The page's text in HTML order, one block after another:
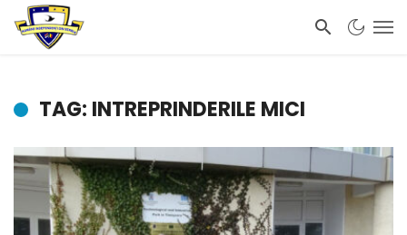
TAG: INTREPRINDERILE MICI